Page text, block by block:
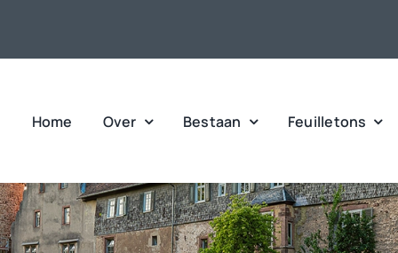
Home Over Bestaan Feuilletons